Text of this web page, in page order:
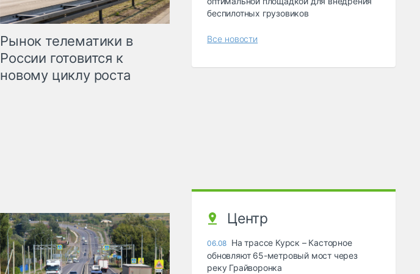
Рынок телематики в
России готовится к
новому циклу роста
беспилотных грузовиков
Все новости
Центр
06.08 На трассе Курск – Касторное
обновляют 65-метровый мост через
реку Грайворонка